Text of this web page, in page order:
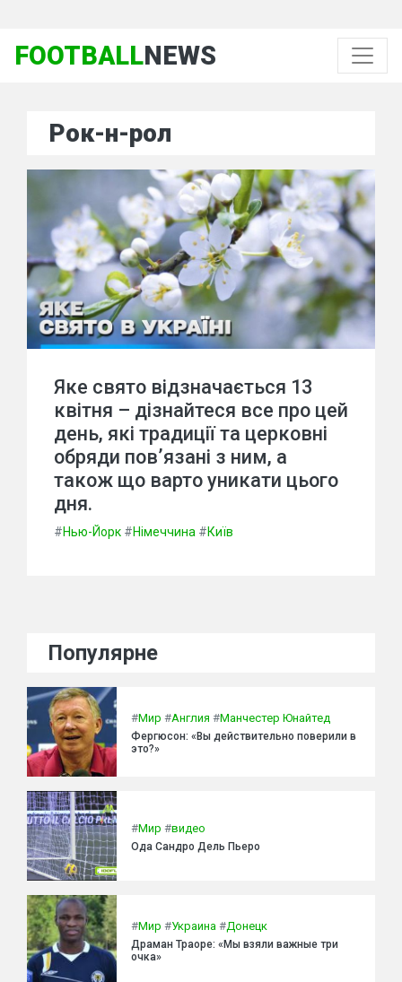
FOOTBALLNEWS
Рок-н-рол
Яке свято відзначається 13
квітня – дізнайтеся все про цей
день, які традиції та церковні
обряди пов’язані з ним, а
також що варто уникати цього
дня.
#Нью-Йорк #Німеччина #Київ
Популярне
#Мир #Англия #Манчестер Юнайтед
Фергюсон: «Вы действительно поверили в
это?»
#Мир #видео
Ода Сандро Дель Пьеро
#Мир #Украина #Донецк
Драман Траоре: «Мы взяли важные три
очка»